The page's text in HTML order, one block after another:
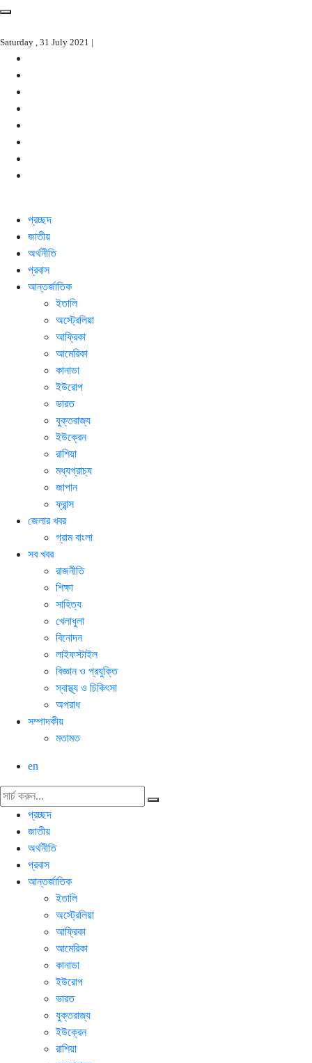
Saturday , 31 July 2021 |
প্রচ্ছদ
জাতীয়
অর্থনীতি
প্রবাস
আন্তর্জাতিক
ইতালি
অস্ট্রেলিয়া
আফ্রিকা
আমেরিকা
কানাডা
ইউরোপ
ভারত
যুক্তরাজ্য
ইউক্রেন
রাশিয়া
মধ্যপ্রাচ্য
জাপান
ফ্রান্স
জেলার খবর
গ্রাম বাংলা
সব খবর
রাজনীতি
শিক্ষা
সাহিত্য
খেলাধুলা
বিনোদন
লাইফস্টাইল
বিজ্ঞান ও প্রযুক্তি
স্বাস্থ্য ও চিকিৎসা
অপরাধ
সম্পাদকীয়
মতামত
en
প্রচ্ছদ
জাতীয়
অর্থনীতি
প্রবাস
আন্তর্জাতিক
ইতালি
অস্ট্রেলিয়া
আফ্রিকা
আমেরিকা
কানাডা
ইউরোপ
ভারত
যুক্তরাজ্য
ইউক্রেন
রাশিয়া